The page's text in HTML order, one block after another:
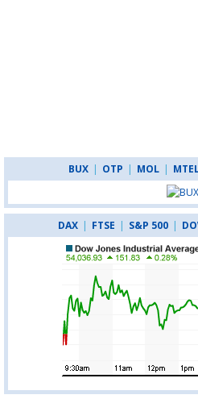
BUX | OTP | MOL |
DAX | FTSE | S&P 500 |